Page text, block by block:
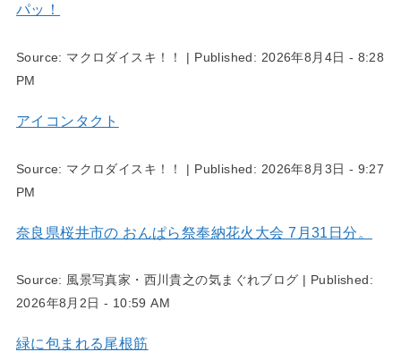
パッ！
Source: マクロダイスキ！！ | Published: 2026年8月4日 - 8:28
PM
アイコンタクト
Source: マクロダイスキ！！ | Published: 2026年8月3日 - 9:27
PM
奈良県桜井市の おんぱら祭奉納花火大会 7月31日分。
Source: 風景写真家・西川貴之の気まぐれブログ | Published:
2026年8月2日 - 10:59 AM
緑に包まれる尾根筋